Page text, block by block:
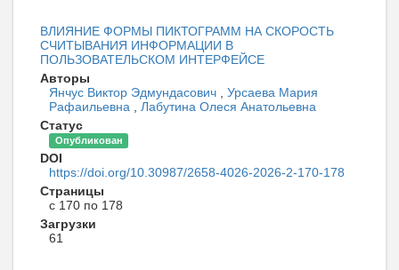
ВЛИЯНИЕ ФОРМЫ ПИКТОГРАММ НА СКОРОСТЬ
СЧИТЫВАНИЯ ИНФОРМАЦИИ В
ПОЛЬЗОВАТЕЛЬСКОМ ИНТЕРФЕЙСЕ
Авторы
Янчус Виктор Эдмундасович
Урсаева Мария
Рафаильевна
Лабутина Олеся Анатольевна
Статус
Опубликован
DOI
https://doi.org/10.30987/2658-4026-2026-2-170-178
Страницы
с 170 по 178
Загрузки
61